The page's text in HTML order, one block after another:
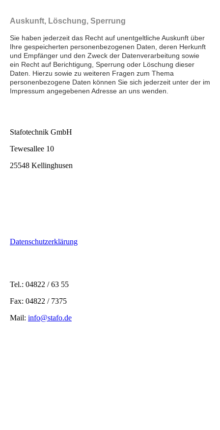
Auskunft, Löschung, Sperrung
Sie haben jederzeit das Recht auf unentgeltliche Auskunft über
Ihre gespeicherten personenbezogenen Daten, deren Herkunft
und Empfänger und den Zweck der Datenverarbeitung sowie
ein Recht auf Berichtigung, Sperrung oder Löschung dieser
Daten. Hierzu sowie zu weiteren Fragen zum Thema
personenbezogene Daten können Sie sich jederzeit unter der im
Impressum angegebenen Adresse an uns wenden.
Stafotechnik GmbH
Tewesallee 10
25548 Kellinghusen
Datenschutzerklärung
Tel.: 04822 / 63 55
Fax: 04822 / 7375
Mail: info@stafo.de